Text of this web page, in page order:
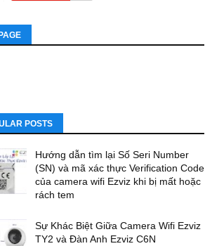
POSTS
Hướng dẫn tìm lại Số Seri Number
(SN) và mã xác thực Verification Code
của camera wifi Ezviz khi bị mất hoặc
rách tem
Sự Khác Biệt Giữa Camera Wifi Ezviz
TY2 và Đàn Anh Ezviz C6N